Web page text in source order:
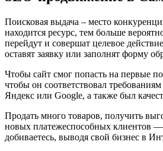
Поисковая выдача – место
находится ресурс, тем больше
перейдут и совершат целевое
оставят заявку или заполнят форму
Чтобы сайт смог попасть на первые
чтобы он соответствовал
Яндекс или Google, а также был
Продать много товаров, получить
новых платежеспособных клиентов —
добиваетесь, выводя свой бизнес в